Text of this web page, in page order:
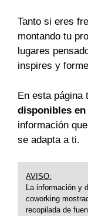
Tanto si eres
montando tu
lugares
inspires y
En esta página
disponibles en
información
se adapta a ti.
AVISO:
La información y
coworking
recopilada de